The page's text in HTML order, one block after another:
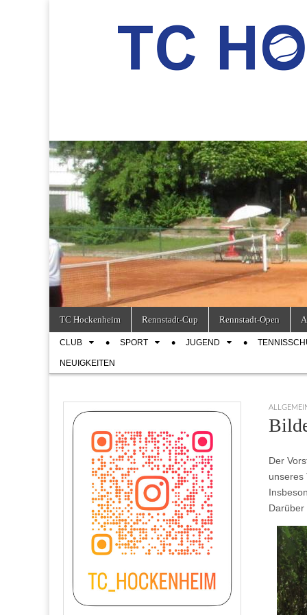
TC Hockenheim
Main
menu
content
TC Hockenheim Rennstadt-Cup Rennstadt-Open
SubCLUB SPORT JUGEND
NEUIGKEITEN
Der
unseres
Darüber